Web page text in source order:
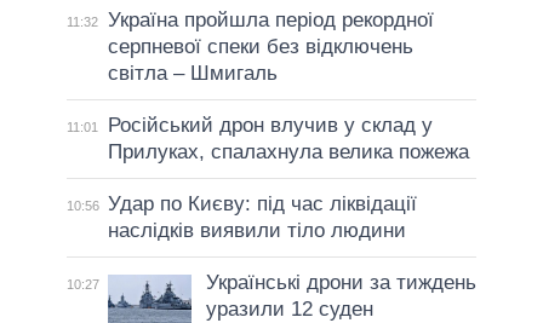
11:32
Україна пройшла період рекордної
серпневої спеки без відключень
світла – Шмигаль
11:01
Російський дрон влучив у склад у
Прилуках, спалахнула велика пожежа
10:56 Удар по Києву: під час ліквідації
наслідків виявили тіло людини
10:27
Українські дрони за тиждень
уразили 12 суден